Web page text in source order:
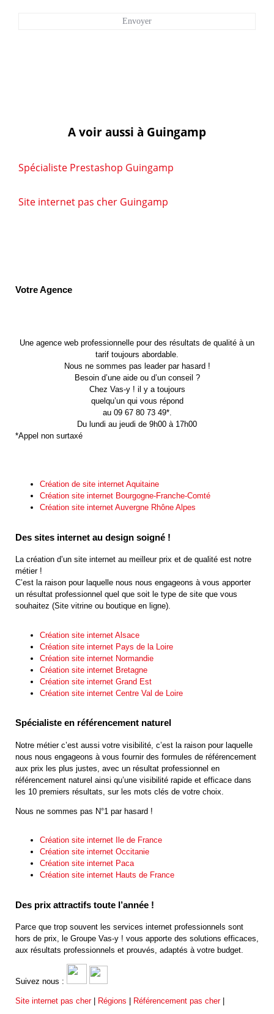
A voir aussi à Guingamp
Spécialiste Prestashop Guingamp
Site internet pas cher Guingamp
Votre Agence
Une agence web professionnelle pour des résultats de qualité à un
tarif toujours abordable.
Nous ne sommes pas leader par hasard !
Besoin d’une aide ou d’un conseil ?
Chez Vas-y ! il y a toujours
quelqu’un qui vous répond
au 09 67 80 73 49*.
Du lundi au jeudi de 9h00 à 17h00
*Appel non surtaxé
Création de site internet Aquitaine
Création site internet Bourgogne-Franche-Comté
Création site internet Auvergne Rhône Alpes
Des sites internet au design soigné !
La création d’un site internet au meilleur prix et de qualité est notre
métier !
C’est la raison pour laquelle nous nous engageons à vous apporter
un résultat professionnel quel que soit le type de site que vous
souhaitez (Site vitrine ou boutique en ligne).
Création site internet Alsace
Création site internet Pays de la Loire
Création site internet Normandie
Création site internet Bretagne
Création site internet Grand Est
Création site internet Centre Val de Loire
Spécialiste en référencement naturel
Notre métier c’est aussi votre visibilité, c’est la raison pour laquelle
nous nous engageons à vous fournir des formules de référencement
aux prix les plus justes, avec un résultat professionnel en
référencement naturel ainsi qu’une visibilité rapide et efficace dans
les 10 premiers résultats, sur les mots clés de votre choix.
Nous ne sommes pas N°1 par hasard !
Création site internet Ile de France
Création site internet Occitanie
Création site internet Paca
Création site internet Hauts de France
Des prix attractifs toute l’année !
Parce que trop souvent les services internet professionnels sont
hors de prix, le Groupe Vas-y ! vous apporte des solutions efficaces,
aux résultats professionnels et prouvés, adaptés à votre budget.
Suivez nous :
Site internet pas cher| Régions Référencement pas cher|